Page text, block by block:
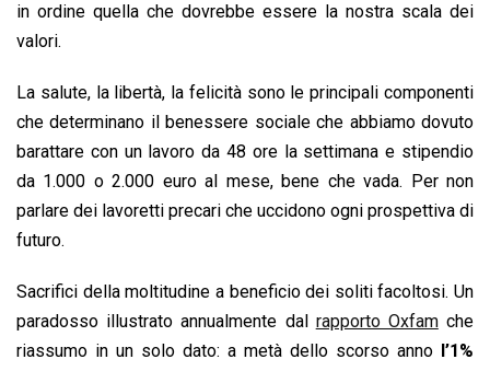
in ordine quella che dovrebbe essere la nostra scala dei
valori.
La salute, la libertà, la felicità sono le principali componenti
che determinano il benessere sociale che abbiamo dovuto
barattare con un lavoro da 48 ore la settimana e stipendio
da 1.000 o 2.000 euro al mese, bene che vada. Per non
parlare dei lavoretti precari che uccidono ogni prospettiva di
futuro.
Sacrifici della moltitudine a beneficio dei soliti facoltosi. Un
paradosso illustrato annualmente dal rapporto Oxfamche
riassumo in un solo dato: a metà dello scorso anno l’1%